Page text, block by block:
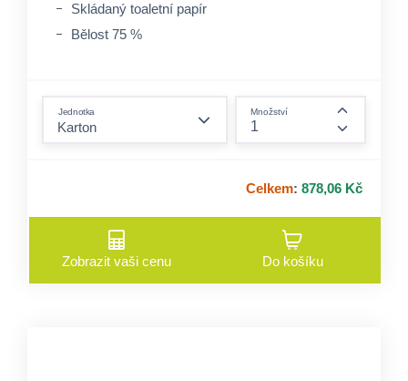
Skládaný toaletní papír
Bělost 75 %
Jednotka Množství
Celkem: 878,06 Kč
Zobrazit vaši cenu Do košíku